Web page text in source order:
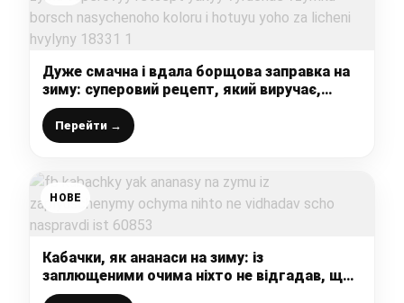
Дуже смачна і вдала борщова заправка на
зиму: суперовий рецепт, який виручає,
взимку борщ насиченого кольору і готую
його за лічені хвилини
Перейти →
НОВЕ
Кабачки, як ананаси на зиму: із
заплющеними очима ніхто не відгадав, що
насправді їсть